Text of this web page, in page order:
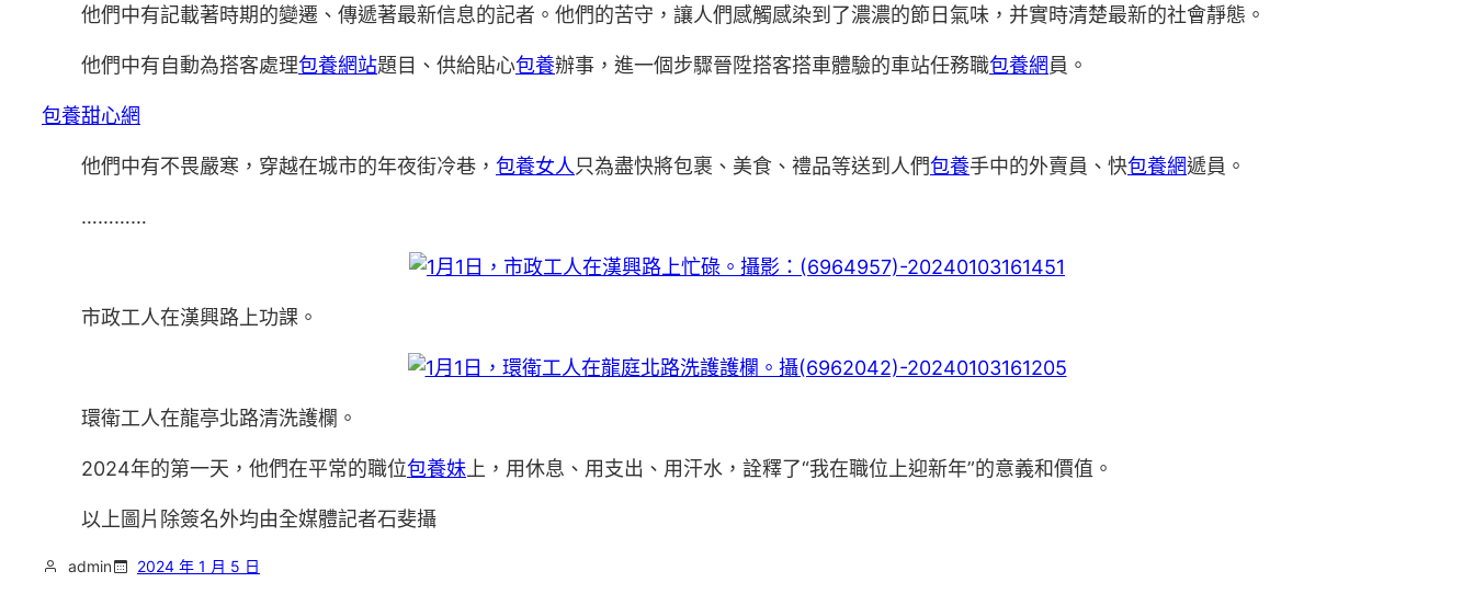
他們中有記載著時期的變遷、傳遞著最新信息的記者。他們的苦守，讓人們感觸感染到了濃濃的節日氣味，并實時清楚最新的社會靜態。
他們中有自動為搭客處理包養網站題目、供給貼心包養辦事，進一個步驟晉陞搭客搭車體驗的車站任務職包養網員。
包養甜心網
他們中有不畏嚴寒，穿越在城市的年夜街冷巷， 包養女人只為盡快將包裹、美食、禮品等送到人們包養手中的外賣員、快包養網遞員。
…………
市政工人在漢興路上功課。
環衛工人在龍亭北路清洗護欄。
2024年的第一天，他們在平常的職位包養妹 上，用休息、用支出、用汗水，詮釋了“我在職位上迎新年”的意義和價值。
以上圖片除簽名外均由全媒體記者石斐攝
admin 2024 年 1 月 5 日